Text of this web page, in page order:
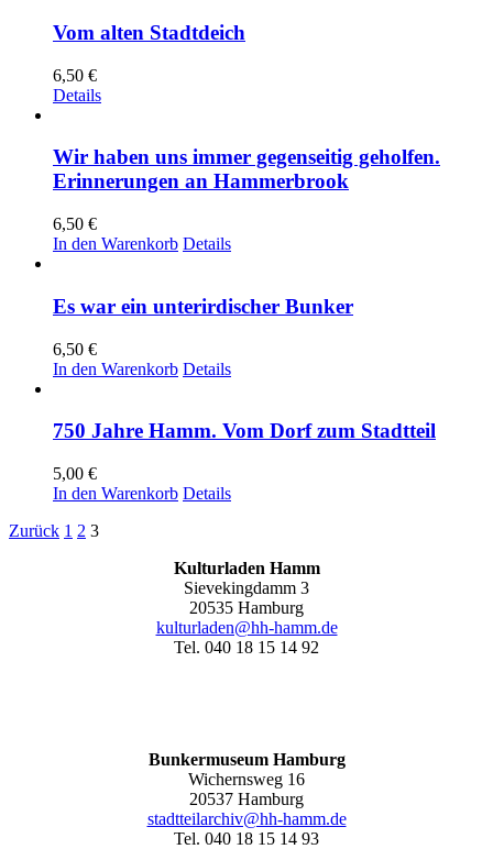
Vom alten Stadtdeich
6,50 €
Details
Wir haben uns immer gegenseitig geholfen.
Erinnerungen an Hammerbrook
6,50 €
In den Warenkorb Details
Es war ein unterirdischer Bunker
6,50 €
In den Warenkorb Details
750 Jahre Hamm. Vom Dorf zum Stadtteil
5,00 €
In den Warenkorb Details
Zurück 1 2 3
Kulturladen Hamm
Sievekingdamm 3
20535 Hamburg
kulturladen@hh-hamm.de
Tel. 040 18 15 14 92
Bunkermuseum Hamburg
Wichernsweg 16
20537 Hamburg
stadtteilarchiv@hh-hamm.de
Tel. 040 18 15 14 93